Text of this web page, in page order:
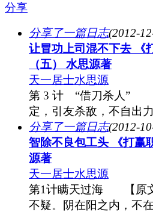
分享
分享了一篇日志(2012-
让冒功上司混不下去 《
（五） 水思源著
天一居士水思源
第 3 计 “借刀杀人”
定，引友杀敌，不自出
分享了一篇日志(2012-
智除不良包工头 《打赢
源著
天一居士水思源
第1计瞒天过海 【原
不疑。阴在阳之内，不